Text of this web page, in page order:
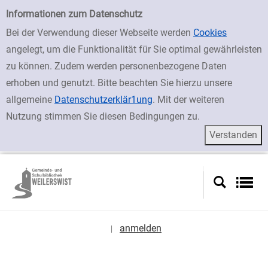
Einfache Suche
Informationen zum Datenschutz
Bei der Verwendung dieser Webseite werden Cookies
angelegt, um die Funktionalität für Sie optimal gewährleisten
zu können. Zudem werden personenbezogene Daten
erhoben und genutzt. Bitte beachten Sie hierzu unsere
allgemeine Datenschutzerklär1ung. Mit der weiteren
Nutzung stimmen Sie diesen Bedingungen zu.
zur Navigation springen
zum Inhalt springen
Zur Detailanzeige springen
anmelden